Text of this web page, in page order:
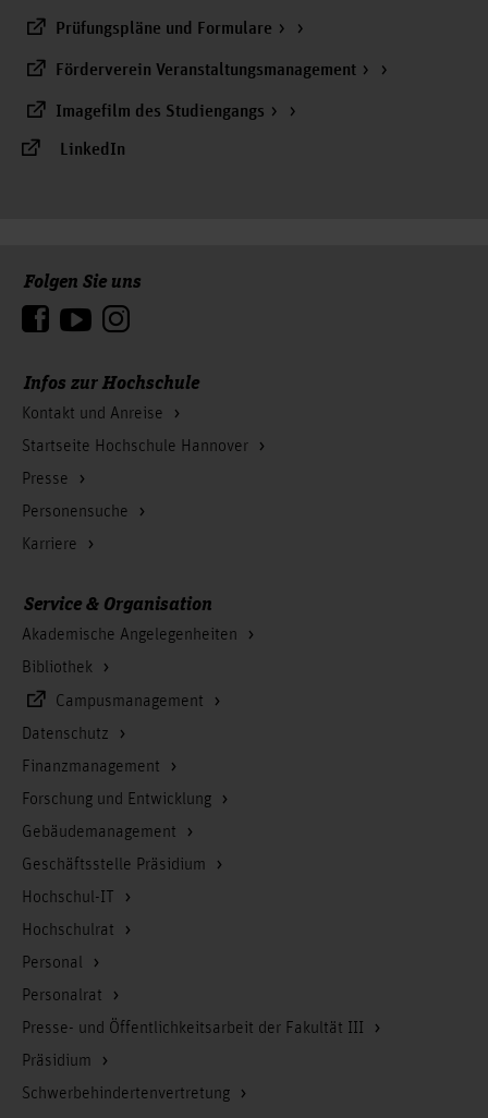
Prüfungspläne und Formulare
Förderverein Veranstaltungsmanagement
Imagefilm des Studiengangs
LinkedIn
Infos zur Hochschule
Kontakt und Anreise
Startseite Hochschule Hannover
Presse
Personensuche
Karriere
Folgen Sie uns
Service & Organisation
Akademische Angelegenheiten
Bibliothek
Campusmanagement
Datenschutz
Finanzmanagement
Forschung und Entwicklung
Gebäudemanagement
Geschäftsstelle Präsidium
Hochschul-IT
Hochschulrat
Personal
Personalrat
Presse- und Öffentlichkeitsarbeit der Fakultät III
Präsidium
Schwerbehindertenvertretung